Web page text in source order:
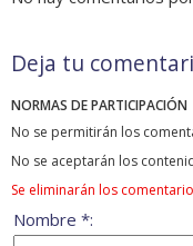
Deja tu
NORMAS DE PARTICIPACIÓN
No se permitirán los
No se aceptarán los
Se eliminarán los
Nombre *: